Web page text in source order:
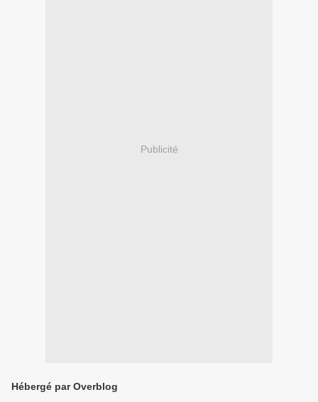
Publicité
Hébergé par Overblog